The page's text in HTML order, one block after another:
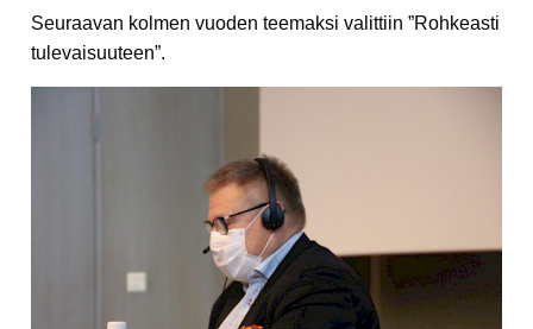
Seuraavan kolmen vuoden teemaksi valittiin ”Rohkeasti
tulevaisuuteen”.